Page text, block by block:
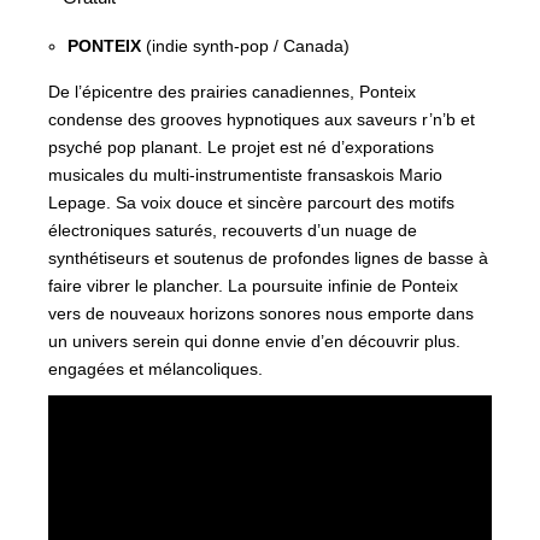
PONTEIX (indie synth-pop / Canada)
De l’épicentre des prairies canadiennes, Ponteix
condense des grooves hypnotiques aux saveurs r’n’b et
psyché pop planant. Le projet est né d’exporations
musicales du multi-instrumentiste fransaskois Mario
Lepage. Sa voix douce et sincère parcourt des motifs
électroniques saturés, recouverts d’un nuage de
synthétiseurs et soutenus de profondes lignes de basse à
faire vibrer le plancher. La poursuite infinie de Ponteix
vers de nouveaux horizons sonores nous emporte dans
un univers serein qui donne envie d’en découvrir plus.
engagées et mélancoliques.